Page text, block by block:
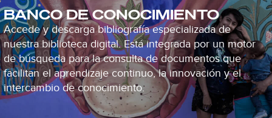
BANCO DE CONOCIMIENTO
Accede y descarga bibliografía especializada de
nuestra biblioteca digital. Está integrada por un motor
de búsqueda para la consulta de documentos que
facilitan el aprendizaje continuo, la innovación y el
intercambio de conocimiento.